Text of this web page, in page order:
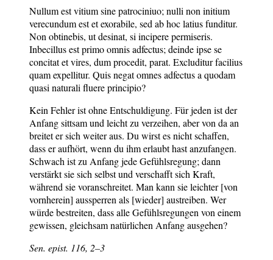
Nullum est vitium sine patrociniuo; nulli non initium
verecundum est et exorabile, sed ab hoc latius funditur.
Non obtinebis, ut desinat, si incipere permiseris.
Inbecillus est primo omnis adfectus; deinde ipse se
concitat et vires, dum procedit, parat. Excluditur facilius
quam expellitur. Quis negat omnes adfectus a quodam
quasi naturali fluere principio?
Kein Fehler ist ohne Entschuldigung. Für jeden ist der
Anfang sittsam und leicht zu verzeihen, aber von da an
breitet er sich weiter aus. Du wirst es nicht schaffen,
dass er aufhört, wenn du ihm erlaubt hast anzufangen.
Schwach ist zu Anfang jede Gefühlsregung; dann
verstärkt sie sich selbst und verschafft sich Kraft,
während sie voranschreitet. Man kann sie leichter [von
vornherein] aussperren als [wieder] austreiben. Wer
würde bestreiten, dass alle Gefühlsregungen von einem
gewissen, gleichsam natürlichen Anfang ausgehen?
Sen. epist. 116, 2–3